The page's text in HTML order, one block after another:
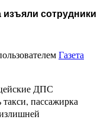
сотрудники
Газета
ДПС
пассажирка